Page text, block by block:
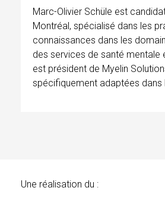
Marc-Olivier Schüle est
Montréal, spécialisé dans les
connaissances dans les
des services de santé mentale
est président de Myelin
spécifiquement adaptées
Une réalisation du :